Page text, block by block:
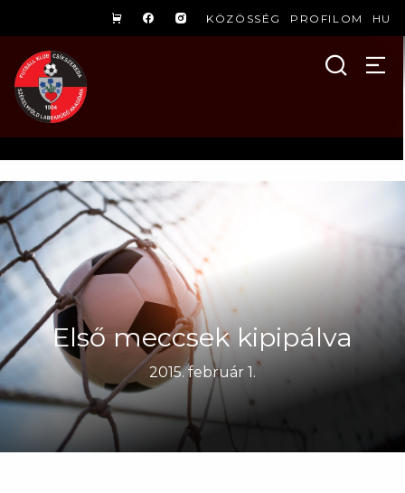
KÖZÖSSÉG PROFILOM HU
Első meccsek kipipálva
2015. február 1.